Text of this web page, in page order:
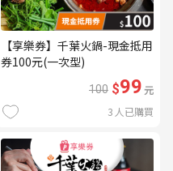
【享樂券】千葉火鍋-現金抵用
券100元(一次型)
100 $99元
3 人已購買